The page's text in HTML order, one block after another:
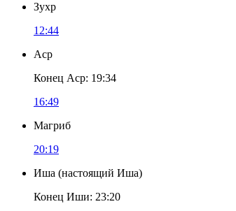
Зухр
12:44
Аср
Конец Аср: 19:34
16:49
Магриб
20:19
Иша (настоящий Иша)
Конец Иши: 23:20